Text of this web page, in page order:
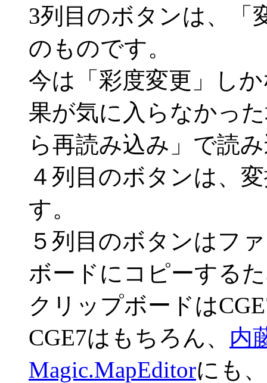
3列目のボタンは、「
のものです。
今は「彩度変更」し
果が気に入らなかっ
ら再読み込み」で読
４列目のボタンは、
す。
５列目のボタンはフ
ボードにコピーする
クリップボードは
CGE7はもちろん、 内
Magic.MapEditorにも、